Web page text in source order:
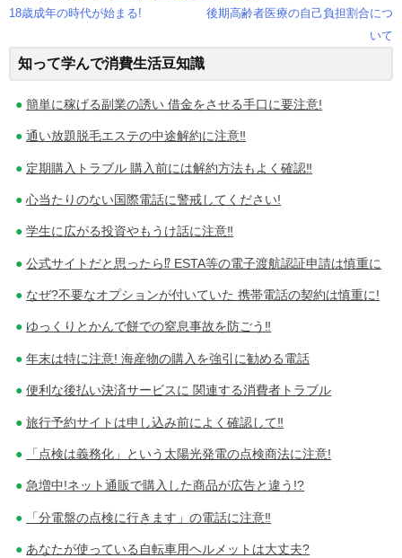
稿
ナ
ビ
ゲ
ー
シ
ョ
18歳成年の時代が始まる!
後期高齢者医療の自己負担割合につ
いて
知って学んで消費生活豆知識
簡単に稼げる副業の誘い 借金をさせる手口に要注意!
通い放題脱毛エステの中途解約に注意‼
定期購入トラブル 購入前には解約方法もよく確認‼
心当たりのない国際電話に警戒してください!
学生に広がる投資やもうけ話に注意‼
公式サイトだと思ったら⁉ ESTA等の電子渡航認証申請は慎重に
なぜ?不要なオプションが付いていた 携帯電話の契約は慎重に!
ゆっくりとかんで餅での窒息事故を防ごう‼
年末は特に注意! 海産物の購入を強引に勧める電話
便利な後払い決済サービスに 関連する消費者トラブル
旅行予約サイトは申し込み前によく確認して‼
「点検は義務化」という太陽光発電の点検商法に注意!
急増中!ネット通販で購入した商品が広告と違う!?
「分電盤の点検に行きます」の電話に注意‼
あなたが使っている自転車用ヘルメットは大丈夫?